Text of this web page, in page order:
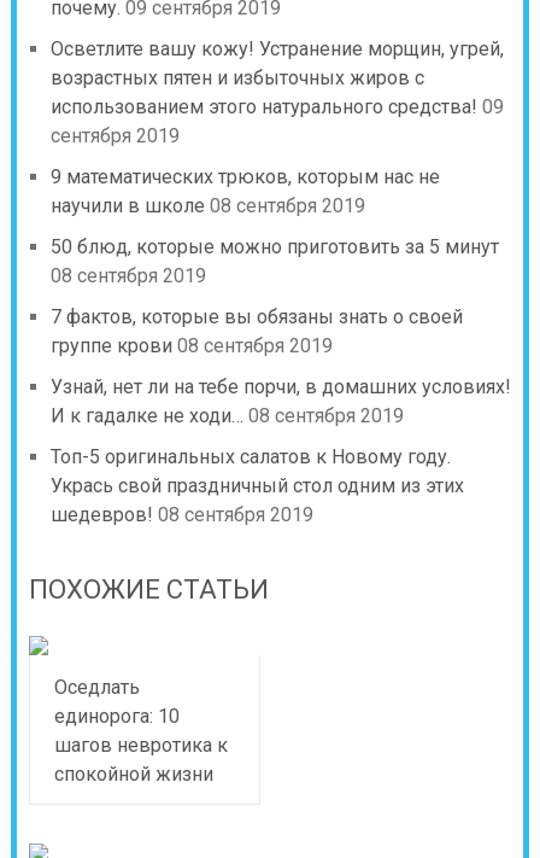
почему. 09 сентября 2019
Осветлите вашу кожу! Устранение морщин, угрей,
возрастных пятен и избыточных жиров с
использованием этого натурального средства! 09
сентября 2019
9 математических трюков, которым нас не
научили в школе 08 сентября 2019
50 блюд, которые можно приготовить за 5 минут
08 сентября 2019
7 фактов, которые вы обязаны знать о своей
группе крови 08 сентября 2019
Узнай, нет ли на тебе порчи, в домашних условиях!
И к гадалке не ходи… 08 сентября 2019
Топ-5 оригинальных салатов к Новому году.
Укрась свой праздничный стол одним из этих
шедевров! 08 сентября 2019
ПОХОЖИЕ СТАТЬИ
Оседлать
единорога: 10
шагов невротика к
спокойной жизни